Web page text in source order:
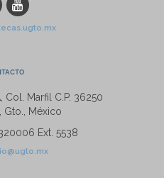
Col. Marfil C.P. 36250
Gto., México
Ext. 5538